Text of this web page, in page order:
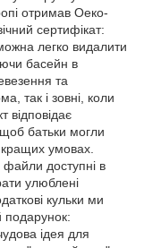
отримав Оеко-
сертифікат:
легко видалити
басейн в
та
так і зовні, коли
відповідає
батьки могли
умовах.
файли доступні в
улюблені
кульки ми
подарунок:
ідея для